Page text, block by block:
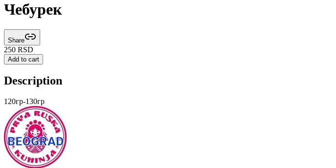
Чебурек
Share
250 RSD
Add to cart
Description
120гр-130гр